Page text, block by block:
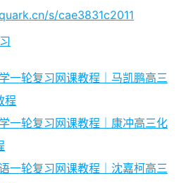
s/cae3831c2011
一轮复习网课教程｜马凯鹏高三
程
一轮复习网课教程｜康冲高三化
一轮复习网课教程｜沈嘉柯高三